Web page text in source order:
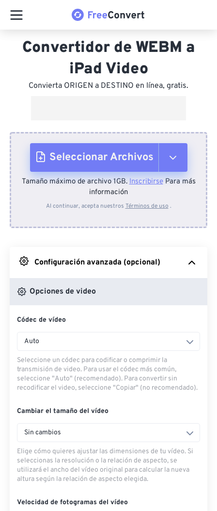
Convertidor de WEBM a
iPad Video
Convierta ORIGEN a DESTINO en línea, gratis.
Seleccionar Archivos
Desde el dispositivo
Desde Google Drive
Desde OneDrive
Desde URL
Tamaño máximo de archivo 1GB.InscribirsePara más
información
Al continuar, acepta nuestros Términos de uso .
Configuración avanzada (opcional)
Opciones de video
Códec de vídeo
Auto
Seleccione un códec para codificar o comprimir la
transmisión de video. Para usar el códec más común,
seleccione "Auto" (recomendado). Para convertir sin
recodificar el video, seleccione "Copiar" (no recomendado).
Cambiar el tamaño del vídeo
Sin cambios
Elige cómo quieres ajustar las dimensiones de tu vídeo. Si
seleccionas la resolución o la relación de aspecto, se
utilizará el ancho del vídeo original para calcular la nueva
altura según la relación de aspecto elegida.
Velocidad de fotogramas del vídeo